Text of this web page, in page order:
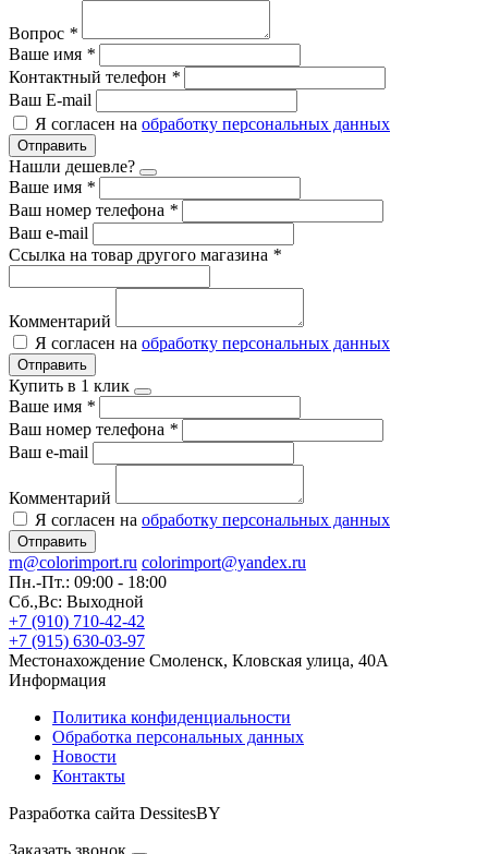
Вопрос *
Ваше имя *
Контактный телефон *
Ваш E-mail
Я согласен на обработку персональных данных
Отправить
Нашли дешевле?
Ваше имя *
Ваш номер телефона *
Ваш e-mail
Ссылка на товар другого магазина *
Комментарий
Я согласен на обработку персональных данных
Отправить
Купить в 1 клик
Ваше имя *
Ваш номер телефона *
Ваш e-mail
Комментарий
Я согласен на обработку персональных данных
Отправить
rn@colorimport.ru colorimport@yandex.ru
Пн.-Пт.: 09:00 - 18:00
Сб.,Вс: Выходной
+7 (910) 710-42-42
+7 (915) 630-03-97
Местонахождение Смоленск, Кловская улица, 40А
Информация
Политика конфиденциальности
Обработка персональных данных
Новости
Контакты
Разработка сайта DessitesBY
Заказать звонок